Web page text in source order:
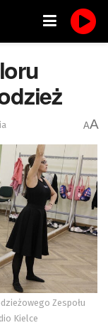
AA
Zespołu
Kielce